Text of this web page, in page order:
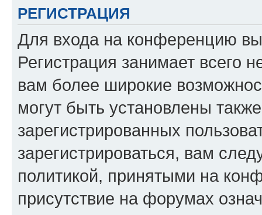
РЕГИСТРАЦИЯ
Для входа на конференцию
Регистрация занимает всего
вам более широкие
могут быть установлены
зарегистрированных
зарегистрироваться, вам
политикой, принятыми на
присутствие на форумах